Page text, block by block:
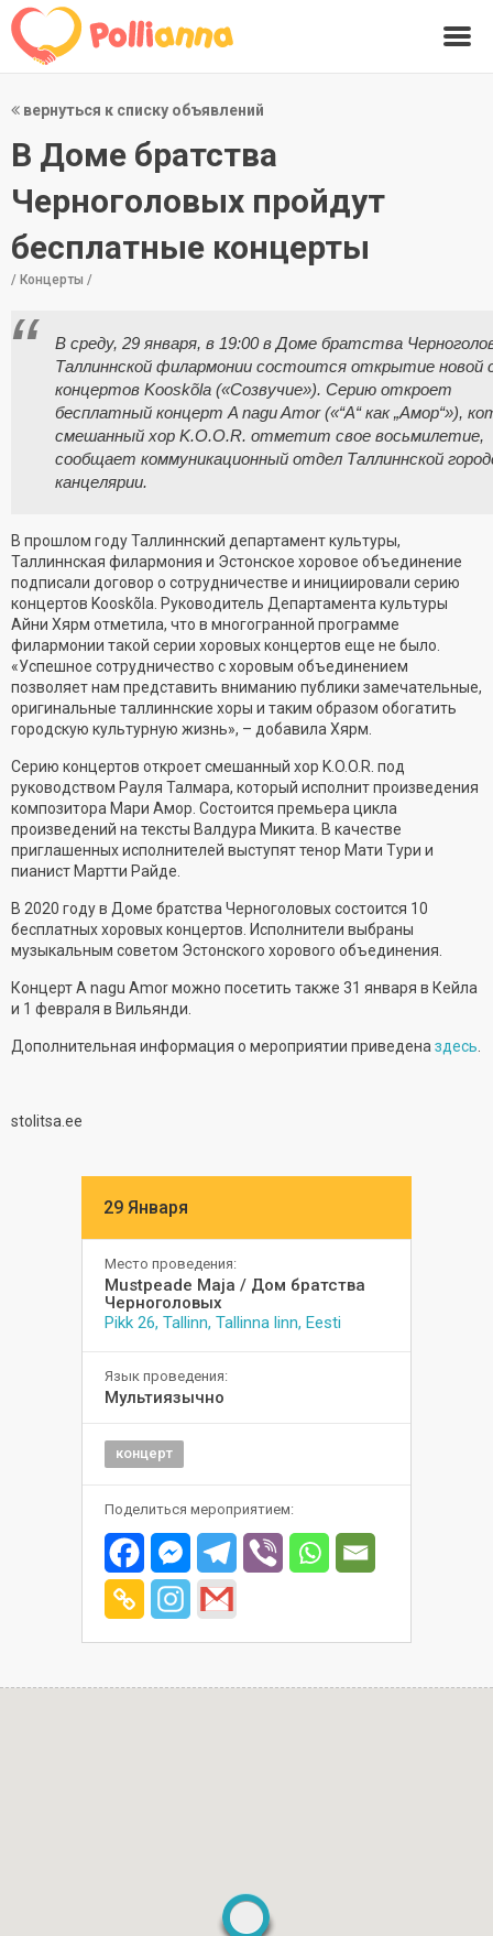
вернуться к списку объявлений
В Доме братства
Черноголовых пройдут
бесплатные концерты
/ Концерты /
В среду, 29 января, в 19:00 в Доме братства
Таллиннской филармонии состоится открытие новой
концертов Kooskõla («Созвучие»). Серию откроет
бесплатный концерт A nagu Amor («“А“ как „Амор“»),
смешанный хор K.O.O.R. отметит свое восьмилетие,
сообщает коммуникационный отдел Таллиннской
канцелярии.
В прошлом году Таллиннский департамент культуры,
Таллиннская филармония и Эстонское хоровое объединение
подписали договор о сотрудничестве и инициировали серию
концертов Kooskõla. Руководитель Департамента культуры
Айни Хярм отметила, что в многогранной программе
филармонии такой серии хоровых концертов еще не было.
«Успешное сотрудничество с хоровым объединением
позволяет нам представить вниманию публики замечательные,
оригинальные таллиннские хоры и таким образом обогатить
городскую культурную жизнь», – добавила Хярм.
Серию концертов откроет смешанный хор K.O.O.R. под
руководством Рауля Талмара, который исполнит произведения
композитора Мари Амор. Состоится премьера цикла
произведений на тексты Валдура Микита. В качестве
приглашенных исполнителей выступят тенор Мати Тури и
пианист Мартти Райде.
В 2020 году в Доме братства Черноголовых состоится 10
бесплатных хоровых концертов. Исполнители выбраны
музыкальным советом Эстонского хорового объединения.
Концерт A nagu Amor можно посетить также 31 января в Кейла
и 1 февраля в Вильянди.
Дополнительная информация о мероприятии приведена здесь
stolitsa.ee
29 Января
Место проведения:
Mustpeade Maja / Дом братства
Черноголовых
Pikk 26, Tallinn, Tallinna linn, Eesti
Язык проведения:
Мультиязычно
концерт
Поделиться мероприятием: